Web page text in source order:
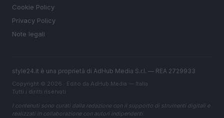
Cookie Policy
Privacy Policy
Note legali
style24.it è una proprietà di AdHub Media S.r.l. — REA 2729933
Copyright © 2026 · Edito da AdHub Media — Italia
Tutti i diritti riservati
I contenuti sono curati dalla redazione con il supporto di strumenti digitali e
realizzati in collaborazione con autori indipendenti.